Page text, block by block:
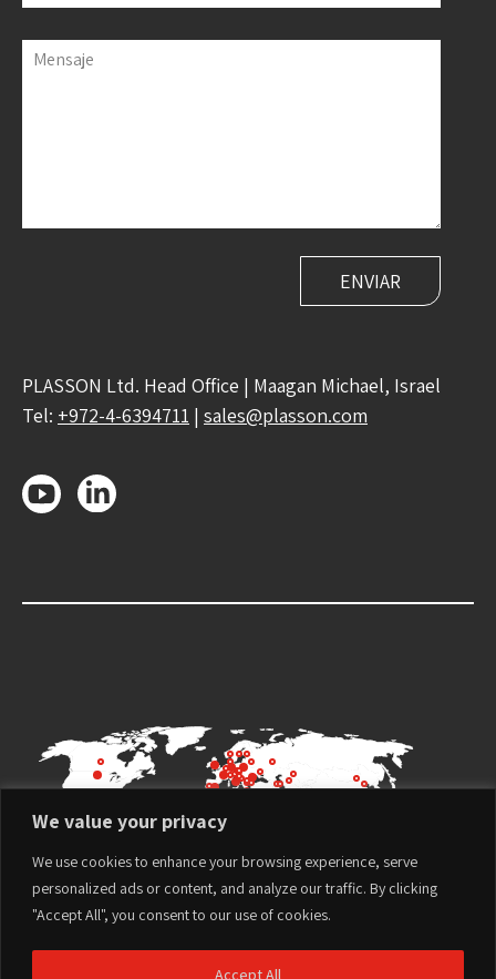
We value your privacy
We use cookies to enhance your browsing experience, serve
personalized ads or content, and analyze our traffic. By clicking
"Accept All", you consent to our use of cookies.
Accept All
Mensaje
PLASSON Ltd. Head Office | Maagan Michael, Israel
Tel: +972-4-6394711 | sales@plasson.com